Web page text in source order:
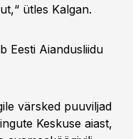
ütles Kalgan.
Eesti Aiandusliidu
värsked puuviljad
Keskuse aiast,